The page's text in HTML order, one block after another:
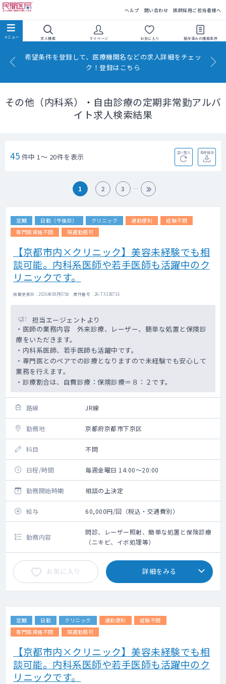
ヘルプ 問い合わせ 医師採用ご担当者様へ
求人検索 マイページ お気に入り 保存済みの検索条件
希望条件を登録して、医療機関名などの求人詳細をチェッ
ク！登録はこちら
その他（内科系）・自由診療の定期非常勤アルバ
イト求人検索結果
45 件中 1～ 20件を表示 並べ替え 条件保存
1 2 3
定期 日勤（午後診） クリニック 通勤便利
経験不問
専門医資格不問
隔週勤務可
【京都市内×クリニック】美容未経験でも相
談可能。内科系医師や若手医師も活躍中のク
リニックです。
掲載更新日 : 2026年08月07日 案件番号 : 26-TX338716
担当エージェントより
・医師の業務内容 外来診療、レーザー、簡単な処置と保険診
療をいただきます。
・内科系医師、若手医師も活躍中です。
・専門医とのペアでの診療となりますので未経験でも安心して
業務を行えます。
・診療割合は、自費診療：保険診療＝８：２です。
路線 JR線
勤務地 京都府京都市下京区
科目 不問
日程/時間 毎週金曜日 14:00～20:00
勤務開始時期 相談の上決定
給与 60,000円/回（税込・交通費別）
勤務内容
問診、レーザー照射、簡単な処置と保険診療
（ニキビ、イボ処理等）
お気に入り 詳細をみる
定期 日勤 クリニック 通勤便利
経験不問
専門医資格不問
隔週勤務可
【京都市内×クリニック】美容未経験でも相
談可能。内科系医師や若手医師も活躍中のク
リニックです。